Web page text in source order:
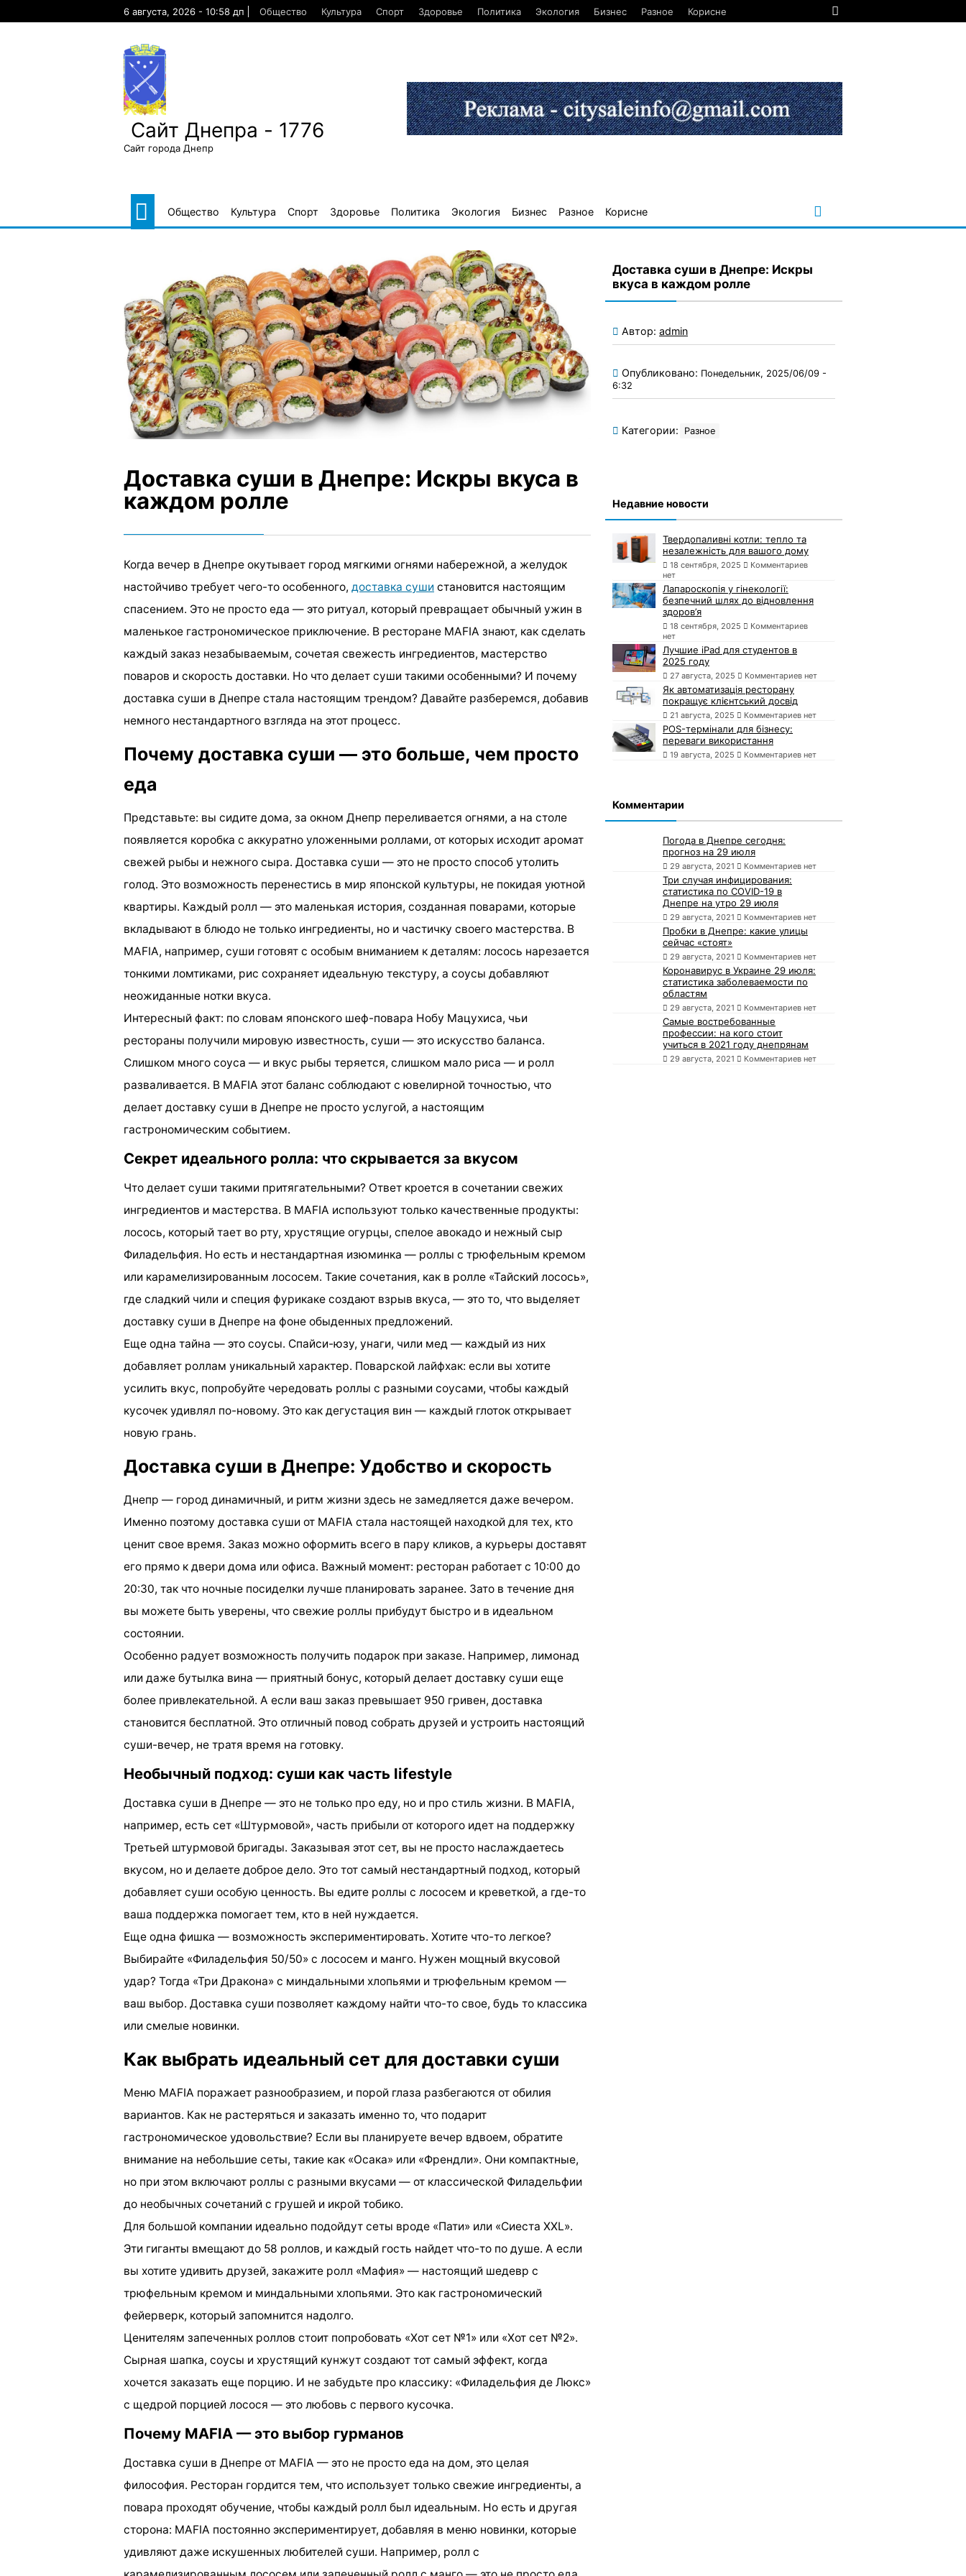
6 августа, 2026 - 10:58 дп Общество Культура Спорт Здоровье Политика Экология Бизнес Разное Корисне
Сайт Днепра - 1776
Сайт города Днепр
Общество Культура Спорт Здоровье Политика Экология Бизнес Разное Корисне
Доставка суши в Днепре: Искры вкуса в
каждом ролле
Когда вечер в Днепре окутывает город мягкими огнями набережной, а желудок
настойчиво требует чего-то особенного, доставка суши становится настоящим
спасением. Это не просто еда — это ритуал, который превращает обычный ужин в
маленькое гастрономическое приключение. В ресторане MAFIA знают, как сделать
каждый заказ незабываемым, сочетая свежесть ингредиентов, мастерство
поваров и скорость доставки. Но что делает суши такими особенными? И почему
доставка суши в Днепре стала настоящим трендом? Давайте разберемся, добавив
немного нестандартного взгляда на этот процесс.
Почему доставка суши — это больше, чем просто
еда
Представьте: вы сидите дома, за окном Днепр переливается огнями, а на столе
появляется коробка с аккуратно уложенными роллами, от которых исходит аромат
свежей рыбы и нежного сыра. Доставка суши — это не просто способ утолить
голод. Это возможность перенестись в мир японской культуры, не покидая уютной
квартиры. Каждый ролл — это маленькая история, созданная поварами, которые
вкладывают в блюдо не только ингредиенты, но и частичку своего мастерства. В
MAFIA, например, суши готовят с особым вниманием к деталям: лосось нарезается
тонкими ломтиками, рис сохраняет идеальную текстуру, а соусы добавляют
неожиданные нотки вкуса.
Интересный факт: по словам японского шеф-повара Нобу Мацухиса, чьи
рестораны получили мировую известность, суши — это искусство баланса.
Слишком много соуса — и вкус рыбы теряется, слишком мало риса — и ролл
разваливается. В MAFIA этот баланс соблюдают с ювелирной точностью, что
делает доставку суши в Днепре не просто услугой, а настоящим
гастрономическим событием.
Секрет идеального ролла: что скрывается за вкусом
Что делает суши такими притягательными? Ответ кроется в сочетании свежих
ингредиентов и мастерства. В MAFIA используют только качественные продукты:
лосось, который тает во рту, хрустящие огурцы, спелое авокадо и нежный сыр
Филадельфия. Но есть и нестандартная изюминка — роллы с трюфельным кремом
или карамелизированным лососем. Такие сочетания, как в ролле «Тайский лосось»,
где сладкий чили и специя фурикаке создают взрыв вкуса, — это то, что выделяет
доставку суши в Днепре на фоне обыденных предложений.
Еще одна тайна — это соусы. Спайси-юзу, унаги, чили мед — каждый из них
добавляет роллам уникальный характер. Поварской лайфхак: если вы хотите
усилить вкус, попробуйте чередовать роллы с разными соусами, чтобы каждый
кусочек удивлял по-новому. Это как дегустация вин — каждый глоток открывает
новую грань.
Доставка суши в Днепре: Удобство и скорость
Днепр — город динамичный, и ритм жизни здесь не замедляется даже вечером.
Именно поэтому доставка суши от MAFIA стала настоящей находкой для тех, кто
ценит свое время. Заказ можно оформить всего в пару кликов, а курьеры доставят
его прямо к двери дома или офиса. Важный момент: ресторан работает с 10:00 до
20:30, так что ночные посиделки лучше планировать заранее. Зато в течение дня
вы можете быть уверены, что свежие роллы прибудут быстро и в идеальном
состоянии.
Особенно радует возможность получить подарок при заказе. Например, лимонад
или даже бутылка вина — приятный бонус, который делает доставку суши еще
более привлекательной. А если ваш заказ превышает 950 гривен, доставка
становится бесплатной. Это отличный повод собрать друзей и устроить настоящий
суши-вечер, не тратя время на готовку.
Необычный подход: суши как часть lifestyle
Доставка суши в Днепре — это не только про еду, но и про стиль жизни. В MAFIA,
например, есть сет «Штурмовой», часть прибыли от которого идет на поддержку
Третьей штурмовой бригады. Заказывая этот сет, вы не просто наслаждаетесь
вкусом, но и делаете доброе дело. Это тот самый нестандартный подход, который
добавляет суши особую ценность. Вы едите роллы с лососем и креветкой, а где-то
ваша поддержка помогает тем, кто в ней нуждается.
Еще одна фишка — возможность экспериментировать. Хотите что-то легкое?
Выбирайте «Филадельфия 50/50» с лососем и манго. Нужен мощный вкусовой
удар? Тогда «Три Дракона» с миндальными хлопьями и трюфельным кремом —
ваш выбор. Доставка суши позволяет каждому найти что-то свое, будь то классика
или смелые новинки.
Как выбрать идеальный сет для доставки суши
Меню MAFIA поражает разнообразием, и порой глаза разбегаются от обилия
вариантов. Как не растеряться и заказать именно то, что подарит
гастрономическое удовольствие? Если вы планируете вечер вдвоем, обратите
внимание на небольшие сеты, такие как «Осака» или «Френдли». Они компактные,
но при этом включают роллы с разными вкусами — от классической Филадельфии
до необычных сочетаний с грушей и икрой тобико.
Для большой компании идеально подойдут сеты вроде «Пати» или «Сиеста XXL».
Эти гиганты вмещают до 58 роллов, и каждый гость найдет что-то по душе. А если
вы хотите удивить друзей, закажите ролл «Мафия» — настоящий шедевр с
трюфельным кремом и миндальными хлопьями. Это как гастрономический
фейерверк, который запомнится надолго.
Ценителям запеченных роллов стоит попробовать «Хот сет №1» или «Хот сет №2».
Сырная шапка, соусы и хрустящий кунжут создают тот самый эффект, когда
хочется заказать еще порцию. И не забудьте про классику: «Филадельфия де Люкс»
с щедрой порцией лосося — это любовь с первого кусочка.
Почему MAFIA — это выбор гурманов
Доставка суши в Днепре от MAFIA — это не просто еда на дом, это целая
философия. Ресторан гордится тем, что использует только свежие ингредиенты, а
повара проходят обучение, чтобы каждый ролл был идеальным. Но есть и другая
сторона: MAFIA постоянно экспериментирует, добавляя в меню новинки, которые
удивляют даже искушенных любителей суши. Например, ролл с
Доставка суши в Днепре: Искры
вкуса в каждом ролле
Автор: admin
Опубликовано: Понедельник, 2025/06/09 -
6:32
Категории: Разное
Недавние новости
Твердопаливні котли: тепло та
незалежність для вашого дому
18 сентября, 2025
Комментариев
нет
Лапароскопія у гінекології:
безпечний шлях до відновлення
здоров’я
18 сентября, 2025
Комментариев
нет
Лучшие iPad для студентов в
2025 году
27 августа, 2025 Комментариев нет
Як автоматизація ресторану
покращує клієнтський досвід
21 августа, 2025 Комментариев нет
POS-термінали для бізнесу:
переваги використання
19 августа, 2025 Комментариев нет
Комментарии
Погода в Днепре сегодня:
прогноз на 29 июля
29 августа, 2021 Комментариев нет
Три случая инфицирования:
статистика по COVID-19 в
Днепре на утро 29 июля
29 августа, 2021 Комментариев нет
Пробки в Днепре: какие улицы
сейчас «стоят»
29 августа, 2021 Комментариев нет
Коронавирус в Украине 29 июля:
статистика заболеваемости по
областям
29 августа, 2021 Комментариев нет
Самые востребованные
профессии: на кого стоит
учиться в 2021 году днепрянам
29 августа, 2021 Комментариев нет